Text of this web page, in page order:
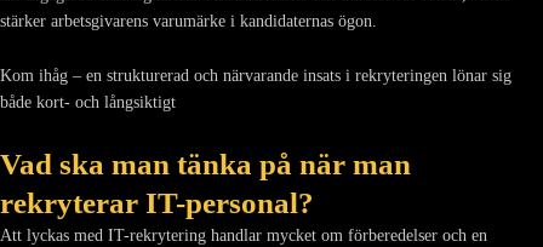
stärker arbetsgivarens varumärke i kandidaternas ögon.
Kom ihåg – en strukturerad och närvarande insats i rekryteringen lönar sig
både kort- och långsiktigt
Vad ska man tänka på när man
rekryterar IT-personal?
Att lyckas med IT-rekrytering handlar mycket om förberedelser och en